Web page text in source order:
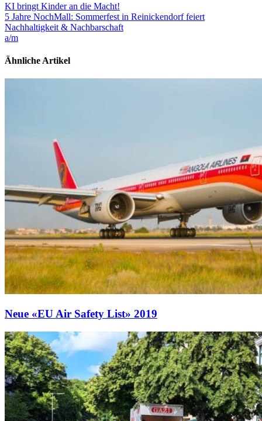
KI bringt Kinder an die Macht!
5 Jahre NochMall: Sommerfest in Reinickendorf feiert
Nachhaltigkeit & Nachbarschaft
a/m
Ähnliche Artikel
Neue «EU Air Safety List» 2019